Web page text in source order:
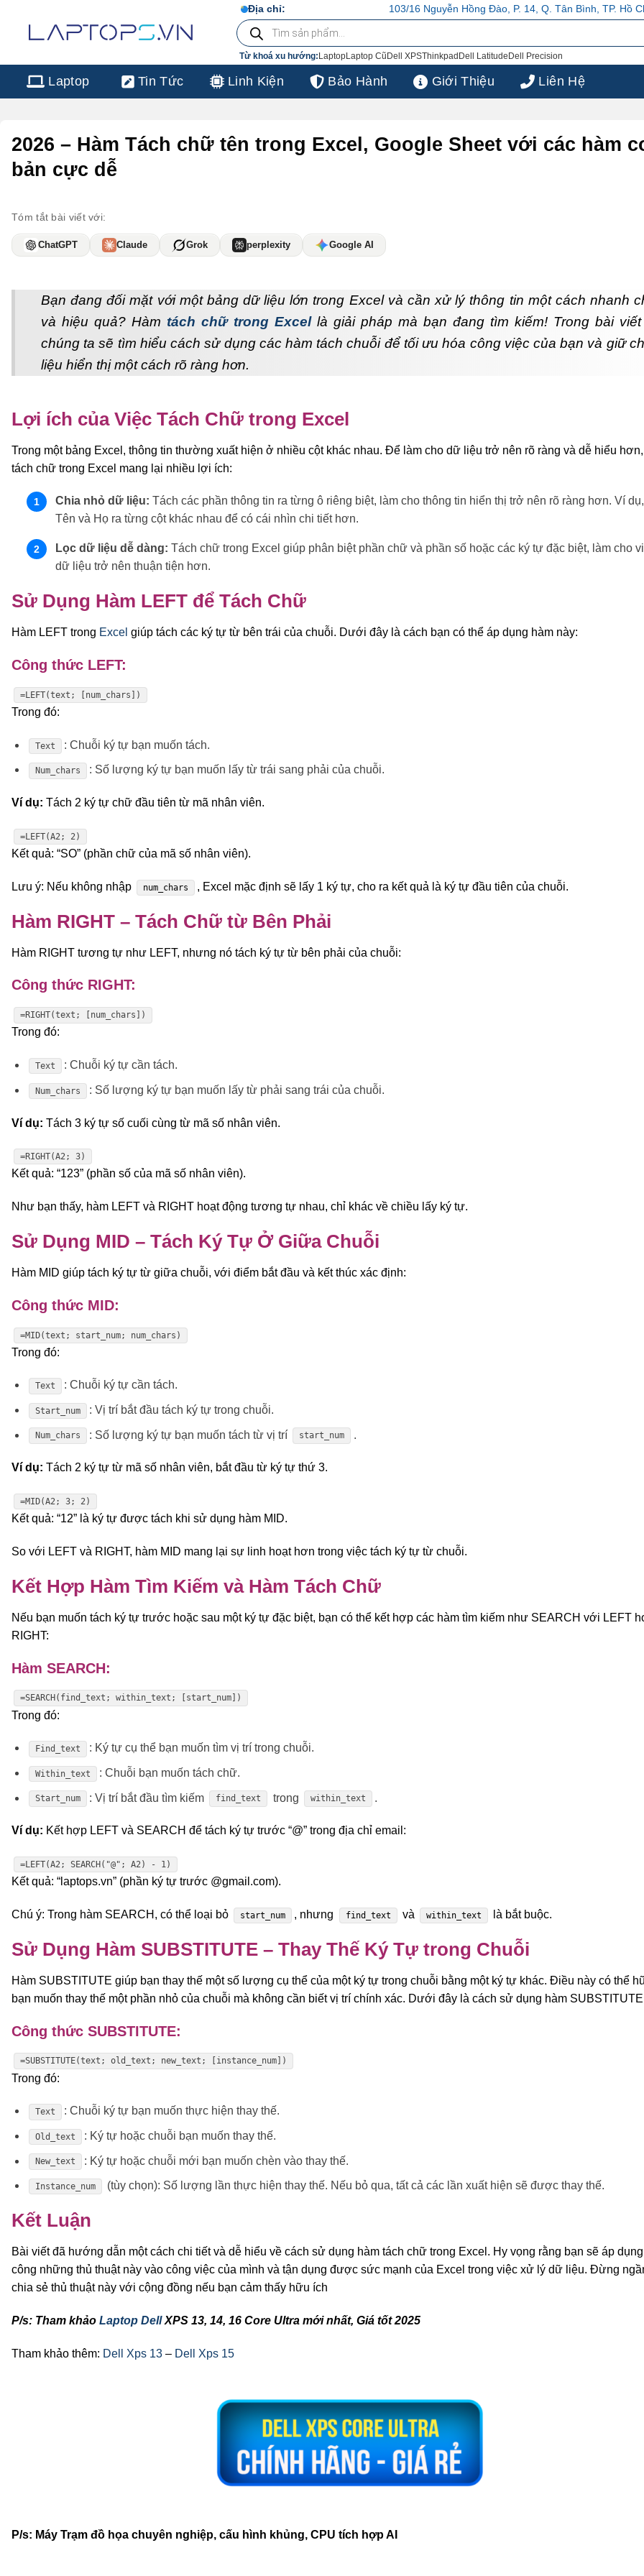
dung
Địa chỉ: 103/16 Nguyễn Hồng Đào, P. 14, Q. Tân Bình, TP. Hồ Chí Minh103/16
Tìm
kiếm
sản
phẩm
Từ khoá xu hướng: LaptopLaptop Cũ Dell XPSThinkpad Dell Latitude Dell Precision
Laptop Tin Tức Linh Kiện Bảo Hành Giới Thiệu Liên Hệ
2026 – Hàm Tách chữ tên trong Excel, Google Sheet với các hàm
bản cực dễ
Tóm tắt bài viết với:
ChatGPT Claude Grok perplexity Google AI
Bạn đang đối mặt với một bảng dữ liệu lớn trong Excel và cần xử lý thông tin một cách nhanh
và hiệu quả? Hàm tách chữ trong Excellà giải pháp mà bạn đang tìm kiếm! Trong bài viết
chúng ta sẽ tìm hiểu cách sử dụng các hàm tách chuỗi để tối ưu hóa công việc của bạn và giữ
liệu hiển thị một cách rõ ràng hơn.
Lợi ích của Việc Tách Chữ trong Excel
Trong một bảng Excel, thông tin thường xuất hiện ở nhiều cột khác nhau. Để làm cho dữ liệu trở nên rõ ràng và dễ hiểu
tách chữ trong Excel mang lại nhiều lợi ích:
Chia nhỏ dữ liệu: Tách các phần thông tin ra từng ô riêng biệt, làm cho thông tin hiển thị trở nên rõ ràng hơn. Ví
Tên và Họ ra từng cột khác nhau để có cái nhìn chi tiết hơn.
Lọc dữ liệu dễ dàng: Tách chữ trong Excel giúp phân biệt phần chữ và phần số hoặc các ký tự đặc biệt, làm cho
dữ liệu trở nên thuận tiện hơn.
Sử Dụng Hàm LEFT để Tách Chữ
Hàm LEFT trong Excel giúp tách các ký tự từ bên trái của chuỗi. Dưới đây là cách bạn có thể áp dụng hàm này:
Công thức LEFT:
=LEFT(text; [num_chars])
Trong đó:
Text : Chuỗi ký tự bạn muốn tách.
Num_chars : Số lượng ký tự bạn muốn lấy từ trái sang phải của chuỗi.
Ví dụ: Tách 2 ký tự chữ đầu tiên từ mã nhân viên.
=LEFT(A2; 2)
Kết quả: “SO” (phần chữ của mã số nhân viên).
Lưu ý: Nếu không nhập num_chars , Excel mặc định sẽ lấy 1 ký tự, cho ra kết quả là ký tự đầu tiên của chuỗi.
Hàm RIGHT – Tách Chữ từ Bên Phải
Hàm RIGHT tương tự như LEFT, nhưng nó tách ký tự từ bên phải của chuỗi:
Công thức RIGHT:
=RIGHT(text; [num_chars])
Trong đó:
Text : Chuỗi ký tự cần tách.
Num_chars : Số lượng ký tự bạn muốn lấy từ phải sang trái của chuỗi.
Ví dụ: Tách 3 ký tự số cuối cùng từ mã số nhân viên.
=RIGHT(A2; 3)
Kết quả: “123” (phần số của mã số nhân viên).
Như bạn thấy, hàm LEFT và RIGHT hoạt động tương tự nhau, chỉ khác về chiều lấy ký tự.
Sử Dụng MID – Tách Ký Tự Ở Giữa Chuỗi
Hàm MID giúp tách ký tự từ giữa chuỗi, với điểm bắt đầu và kết thúc xác định:
Công thức MID:
=MID(text; start_num; num_chars)
Trong đó:
Text : Chuỗi ký tự cần tách.
Start_num : Vị trí bắt đầu tách ký tự trong chuỗi.
Num_chars : Số lượng ký tự bạn muốn tách từ vị trí start_num .
Ví dụ: Tách 2 ký tự từ mã số nhân viên, bắt đầu từ ký tự thứ 3.
=MID(A2; 3; 2)
Kết quả: “12” là ký tự được tách khi sử dụng hàm MID.
So với LEFT và RIGHT, hàm MID mang lại sự linh hoạt hơn trong việc tách ký tự từ chuỗi.
Kết Hợp Hàm Tìm Kiếm và Hàm Tách Chữ
Nếu bạn muốn tách ký tự trước hoặc sau một ký tự đặc biệt, bạn có thể kết hợp các hàm tìm kiếm như SEARCH với LEFT
RIGHT:
Hàm SEARCH:
=SEARCH(find_text; within_text; [start_num])
Trong đó:
Find_text : Ký tự cụ thể bạn muốn tìm vị trí trong chuỗi.
Within_text : Chuỗi bạn muốn tách chữ.
Start_num : Vị trí bắt đầu tìm kiếm find_text trong within_text .
Ví dụ: Kết hợp LEFT và SEARCH để tách ký tự trước “@” trong địa chỉ email:
=LEFT(A2; SEARCH("@"; A2) - 1)
Kết quả: “laptops.vn” (phần ký tự trước @gmail.com).
Chú ý: Trong hàm SEARCH, có thể loại bỏ start_num , nhưng find_text và within_text là bắt buộc.
Sử Dụng Hàm SUBSTITUTE – Thay Thế Ký Tự trong Chuỗi
Hàm SUBSTITUTE giúp bạn thay thế một số lượng cụ thể của một ký tự trong chuỗi bằng một ký tự khác. Điều này có thể
bạn muốn thay thế một phần nhỏ của chuỗi mà không cần biết vị trí chính xác. Dưới đây là cách sử dụng hàm
Công thức SUBSTITUTE:
=SUBSTITUTE(text; old_text; new_text; [instance_num])
Trong đó:
Text : Chuỗi ký tự bạn muốn thực hiện thay thế.
Old_text : Ký tự hoặc chuỗi bạn muốn thay thế.
New_text : Ký tự hoặc chuỗi mới bạn muốn chèn vào thay thế.
Instance_num (tùy chọn): Số lượng lần thực hiện thay thế. Nếu bỏ qua, tất cả các lần xuất hiện sẽ được thay thế.
Kết Luận
Bài viết đã hướng dẫn một cách chi tiết và dễ hiểu về cách sử dụng hàm tách chữ trong Excel. Hy vọng rằng bạn sẽ áp
công những thủ thuật này vào công việc của mình và tận dụng được sức mạnh của Excel trong việc xử lý dữ liệu. Đừng
chia sẻ thủ thuật này với cộng đồng nếu bạn cảm thấy hữu ích
P/s: Tham khảo Laptop DellXPS 13, 14, 16 Core Ultra mới nhất, Giá tốt 2025
Tham khảo thêm: Dell Xps 13 – Dell Xps 15
P/s: Máy Trạm đồ họa chuyên nghiệp, cấu hình khủng, CPU tích hợp AI